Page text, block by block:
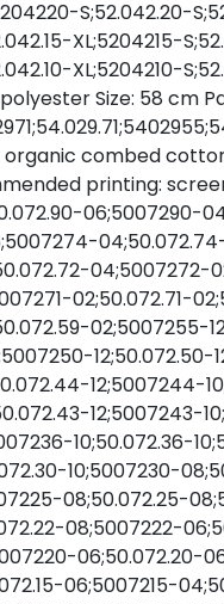
S;52.042.20-
XL;5204215-
XL;5204210-
Size: 58 cm
organic combed
printing:
06;5007290-
04;5007272-
02;50.072.71-
02;5007255-
12;5007243-
10;5007230-
08;50.072.25-
08;5007222-
06;50.072.20-
06;5007215-